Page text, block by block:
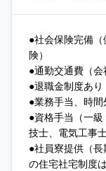
●社会保険完備
険）
●通勤交通費（会
●退職金制度あり
●業務手当、時間
●資格手当（一
技士、電気工事
●社員寮提供（
の住宅社宅制度は